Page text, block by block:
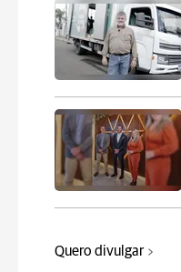
Quero divulgar